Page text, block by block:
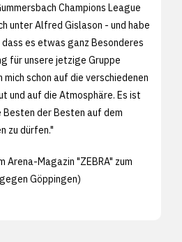
Champions League
unter Alfred Gislason - und habe
es etwas ganz Besonderes
für unsere jetzige Gruppe
mich schon auf die verschiedenen
und auf die Atmosphäre. Es ist
der Besten auf dem
zu dürfen."
Arena-Magazin "ZEBRA" zum
Göppingen)